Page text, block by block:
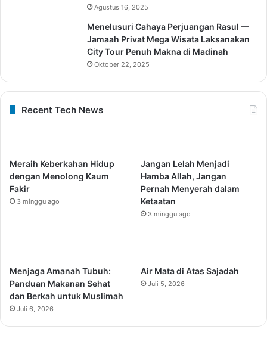
Agustus 16, 2025
Menelusuri Cahaya Perjuangan Rasul —
Jamaah Privat Mega Wisata Laksanakan
City Tour Penuh Makna di Madinah
Oktober 22, 2025
Recent Tech News
Meraih Keberkahan Hidup
dengan Menolong Kaum
Fakir
3 minggu ago
Jangan Lelah Menjadi
Hamba Allah, Jangan
Pernah Menyerah dalam
Ketaatan
3 minggu ago
Menjaga Amanah Tubuh:
Panduan Makanan Sehat
dan Berkah untuk Muslimah
Juli 6, 2026
Air Mata di Atas Sajadah
Juli 5, 2026